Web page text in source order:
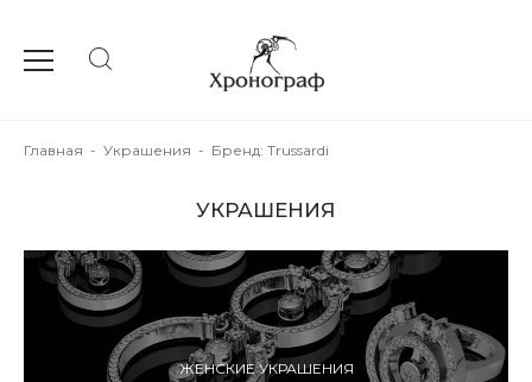
Главная - Украшения - Бренд: Trussardi
УКРАШЕНИЯ
ЖЕНСКИЕ УКРАШЕНИЯ